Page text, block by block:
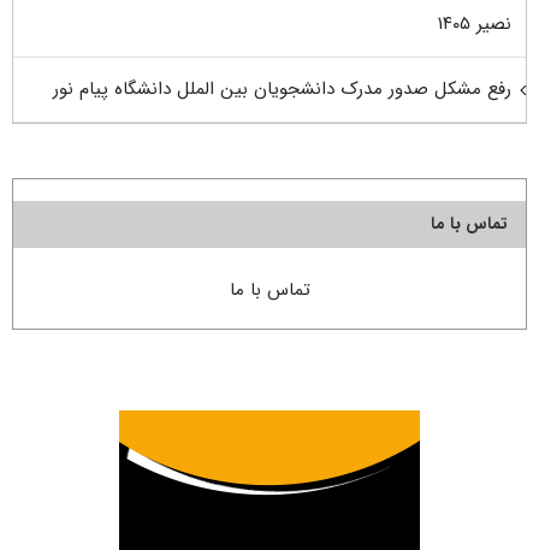
نصیر ۱۴۰۵
رفع مشکل صدور مدرک دانشجویان بین الملل دانشگاه پیام نور
تماس با ما
تماس با ما